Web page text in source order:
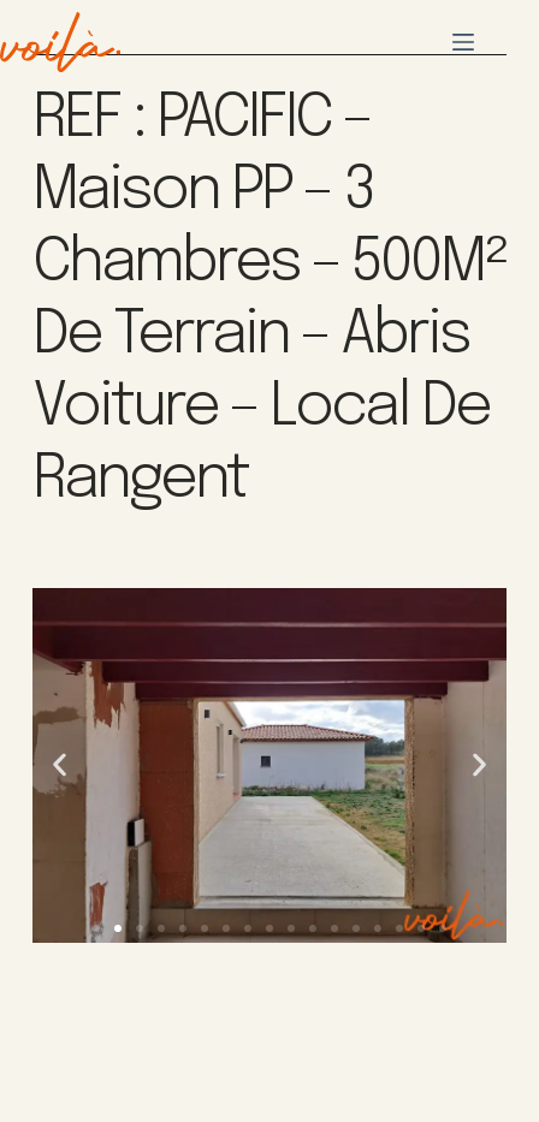
REF : PACIFIC –
Maison PP – 3
Chambres – 500M²
De Terrain – Abris
Voiture – Local De
Rangent